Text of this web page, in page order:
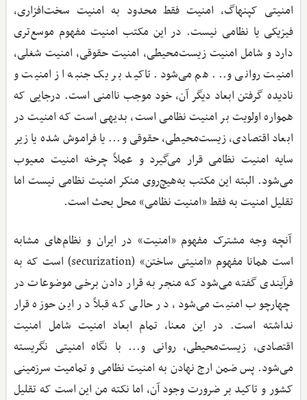
امنیتی کپنهاگ، امنیت فقط محدود به امنیت سخت‌افزاری،
فیزیکی یا نظامی نیست. در این مکتب امنیت مفهوم موسع‌تری
دارد و شامل امنیت زیست‌محیطی، امنیت حقوقی، امنیت شغلی،
امنیت روانی و... هم می‌شود. تاکید بر یک جنبه از امنیت و
نادیده گرفتن ابعاد دیگر آن، خود موجب ناامنی است. درجایی که
همواره اولویت بر امنیت نظامی است، بدیهی است که امنیت در
ابعاد اقتصادی، زیست‌محیطی، حقوقی و... یا فراموش‌ شده یا زیر
سایه امنیت نظامی قرار می‌گیرد و عملاً چرخه امنیت معیوب
می‌شود. البته این مکتب به‌هیچ‌روی منکر امنیت نظامی نیست اما
تقلیل امنیت به فقط «امنیت نظامی» محل بحث است.
آنچه وجه مشترک مفهوم «امنیت» در ایران و نظام‌های مشابه
است همانا مفهوم «امنیتی ساختن» (securization) است که به
فرآیندی گفته می‌شود که منجر به قرار دادن برخی موضوعات در
چهارچوب امنیت می‌شود، در حالی ‌که قبلاً در این حوزه قرار
نداشته است. در این معنا، تمام ابعاد امنیت شامل امنیت
اقتصادی، زیست‌محیطی، روانی و... با نگاه امنیتی نگریسته
می‌شود. پس ضمن ارج نهادن به امنیت نظامی و تمامیت سرزمینی
کشور و تاکید بر ضرورت وجود آن، اما نکته من این است که تقلیل